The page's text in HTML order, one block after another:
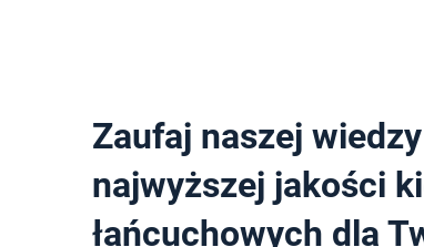
Zaufaj naszej
najwyższej jakości
łańcuchowych dla